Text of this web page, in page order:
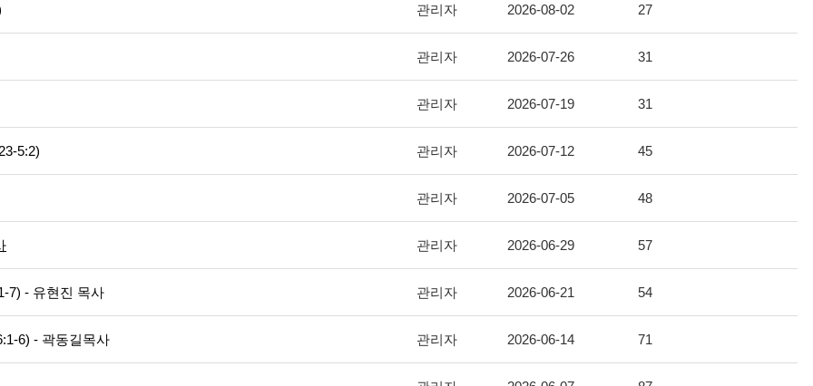
관리자 2026-08-02 27
관리자 2026-07-26 31
관리자 2026-07-19 31
5:2) 관리자 2026-07-12 45
관리자 2026-07-05 48
관리자 2026-06-29 57
7) - 유현진 목사 관리자 2026-06-21 54
6) - 곽동길목사 관리자 2026-06-14 71